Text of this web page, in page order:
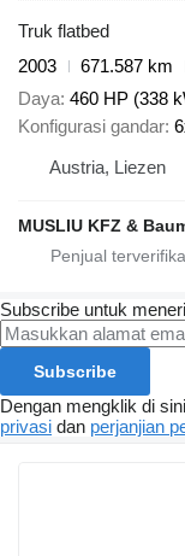
Truk flatbed
2003
671.587 km
Daya 460 HP (338
Konfigurasi gandar
Austria, Liezen
MUSLIU KFZ &
Subscribe untuk
Subscribe
Dengan mengklik di
privasi dan perjanjian